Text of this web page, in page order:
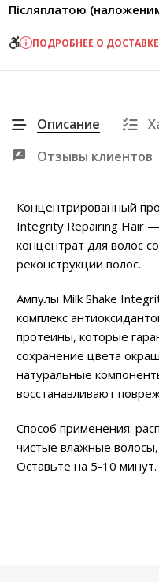
Післяплатою
ПОДРОБНЕЕ О
Описание
Отзывы клиентов
Концентрированный
Integrity Repairing Hair
концентрат для волос
реконструкции волос.
Ампулы Milk Shake
комплекс
протеины, которые
сохранение цвета
натуральные
восстанавливают
Способ применения:
чистые влажные
Оставьте на 5-10